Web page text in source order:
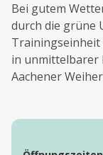
Bei gutem
durch die grüne
Trainingseinheit
in unmittelbarer
Aachener